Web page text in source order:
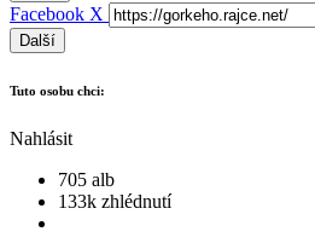
Facebook X
Další
Tuto osobu chci:
Nahlásit
705 alb
133k zhlédnutí